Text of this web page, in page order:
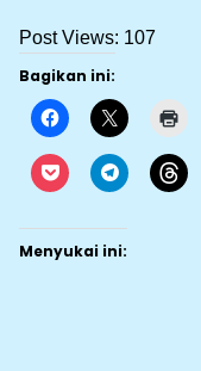
Post Views: 107
Bagikan ini:
Menyukai ini: